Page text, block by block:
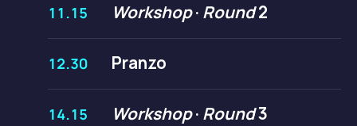
11.15 Workshop· Round2
12.30 Pranzo
14.15 Workshop· Round3